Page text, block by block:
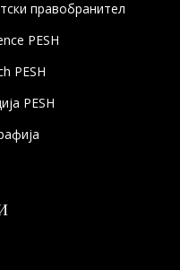
правобранител
PESH
PESH
PESH